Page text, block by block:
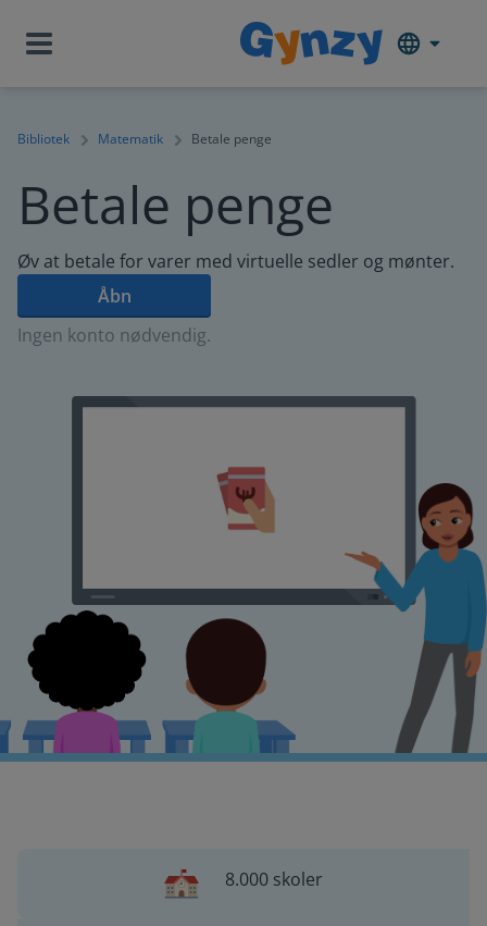
Bibliotek Matematik Betale penge
Betale penge
Øv at betale for varer med virtuelle sedler og mønter.
Åbn
Ingen konto nødvendig.
8.000 skoler